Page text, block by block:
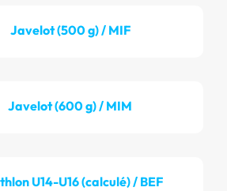
Javelot (500 g) / MIF
Javelot (600 g) / MIM
U14-U16 (calculé) / BEF